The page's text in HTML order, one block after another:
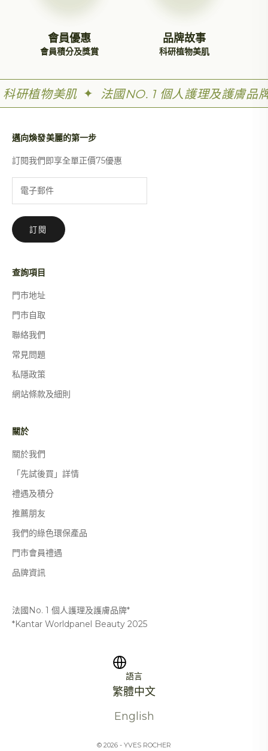
會員優惠
會員積分及獎賞
品牌故事
科研植物美肌
科研植物美肌 ✦ 法國NO. 1 個人護理及護膚品
邁向煥發美麗的第一步
訂閱我們即享全單正價75優惠
訂閱
查詢項目
門市地址
門市自取
聯絡我們
常見問題
私隱政策
網站條款及細則
關於
關於我們
「先試後買」詳情
禮遇及積分
推薦朋友
我們的綠色環保產品
門市會員禮遇
品牌資訊
法國No. 1 個人護理及護膚品牌*
*Kantar Worldpanel Beauty 2025
語言
繁體中文
English
© 2026 - YVES ROCHER